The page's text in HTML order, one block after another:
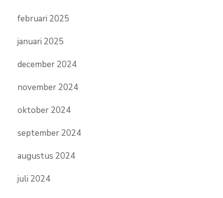
februari 2025
januari 2025
december 2024
november 2024
oktober 2024
september 2024
augustus 2024
juli 2024